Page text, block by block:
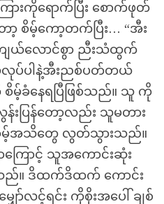
းကိုရောက်ပြီး စောက်ဖုတ်
ော့ စိမ့်ကော့တက်ပြီး… “အီး
ကျယ်လောင်စွာ ညီးသံထွက်
လုပ်ပါနဲ့အီးညစ်ပတ်တယ်
စိမ့်ခံနေရပြီဖြစ်သည်။ သူ ကို
န်းပြန်တော့လည်း သူမတား
မ့်အသိတွေ လွတ်သွားသည်။
ြောင့် သူအကောင်းဆုံး
။ ဒိထက်ဒိထက် ကောင်း
ာ်လင့်ရင်း ကိုစိုးအပေါ် ချစ်